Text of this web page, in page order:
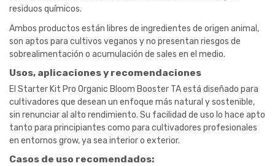
residuos químicos.
Ambos productos están libres de ingredientes de origen animal,
son aptos para cultivos veganos y no presentan riesgos de
sobrealimentación o acumulación de sales en el medio.
Usos, aplicaciones y recomendaciones
El Starter Kit Pro Organic Bloom Booster TA está diseñado para
cultivadores que desean un enfoque más natural y sostenible,
sin renunciar al alto rendimiento. Su facilidad de uso lo hace apto
tanto para principiantes como para cultivadores profesionales
en entornos grow, ya sea interior o exterior.
Casos de uso recomendados: